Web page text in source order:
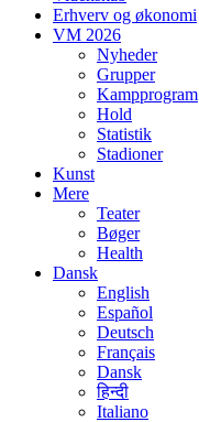
Erhverv og økonomi
VM 2026
Nyheder
Grupper
Kampprogram
Hold
Statistik
Stadioner
Kunst
Mere
Teater
Bøger
Health
Dansk
English
Español
Deutsch
Français
Dansk
हिन्दी
Italiano